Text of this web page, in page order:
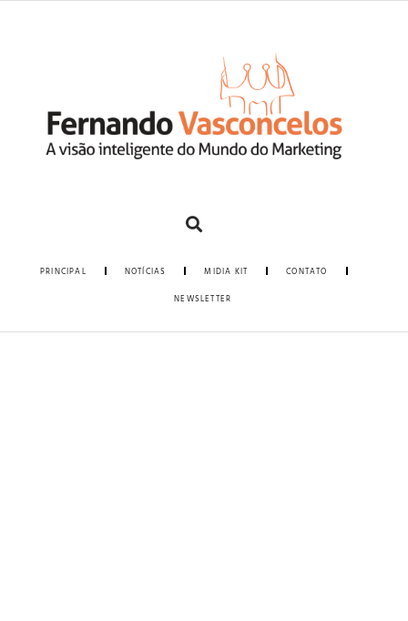
PRINCIPAL NOTÍCIAS MIDIA KIT CONTATO
NEWSLETTER